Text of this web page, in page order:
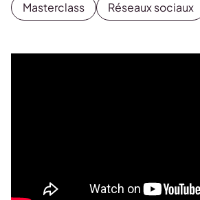
Masterclass Réseaux sociaux